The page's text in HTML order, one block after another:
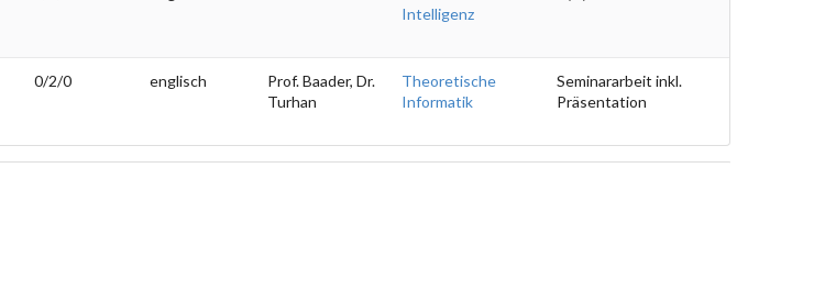
Intelligenz
0/2/0 englisch
Prof. Baader, Dr.
Turhan
Theoretische
Informatik
Seminararbeit inkl.
Präsentation